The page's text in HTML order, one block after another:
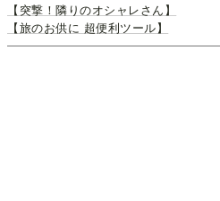
【突撃！隣りのオシャレさん】
【旅のお供に 超便利ツール】